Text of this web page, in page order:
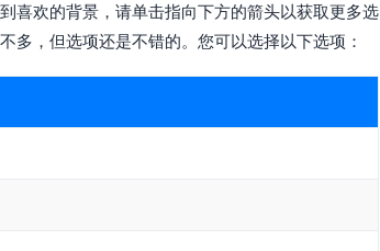
喜欢的背景，请单击指向下方的箭头以获取更多选
多，但选项还是不错的。您可以选择以下选项：